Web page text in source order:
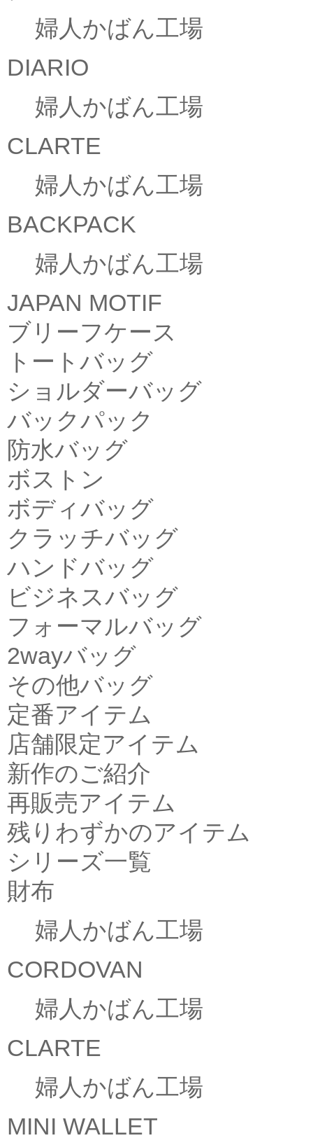
婦人かばん工場
DIARIO
婦人かばん工場
CLARTE
婦人かばん工場
BACKPACK
婦人かばん工場
JAPAN MOTIF
ブリーフケース
トートバッグ
ショルダーバッグ
バックパック
防水バッグ
ボストン
ボディバッグ
クラッチバッグ
ハンドバッグ
ビジネスバッグ
フォーマルバッグ
2wayバッグ
その他バッグ
定番アイテム
店舗限定アイテム
新作のご紹介
再販売アイテム
残りわずかのアイテム
シリーズ一覧
財布
婦人かばん工場
CORDOVAN
婦人かばん工場
CLARTE
婦人かばん工場
MINI WALLET